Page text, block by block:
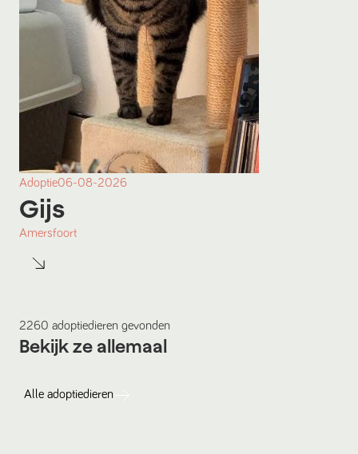
Adoptie06-08-2026
Gijs
Amersfoort
2260 adoptiedieren gevonden
Bekijk ze allemaal
Alle adoptiedieren